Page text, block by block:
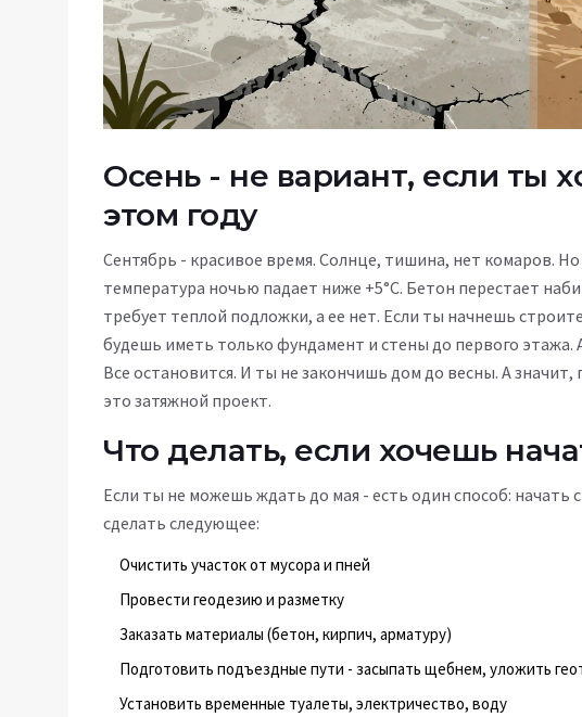
Осень - не вариант, если ты
этом году
Сентябрь - красивое время. Солнце, тишина, нет комаров.
температура ночью падает ниже +5°C. Бетон перестает
требует теплой подложки, а ее нет. Если ты начнешь
будешь иметь только фундамент и стены до первого этажа.
Все остановится. И ты не закончишь дом до весны. А
это затяжной проект.
Что делать, если хочешь
Если ты не можешь ждать до мая - есть один способ: начать
сделать следующее:
Очистить участок от мусора и пней
Провести геодезию и разметку
Заказать материалы (бетон, кирпич, арматуру)
Подготовить подъездные пути - засыпать щебнем, уложить
Установить временные туалеты, электричество, воду